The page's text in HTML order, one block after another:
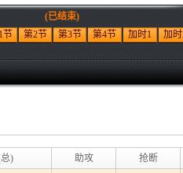
(已结束)
节 第2节 第3节 第4节 加时1
加
) 助攻 抢断